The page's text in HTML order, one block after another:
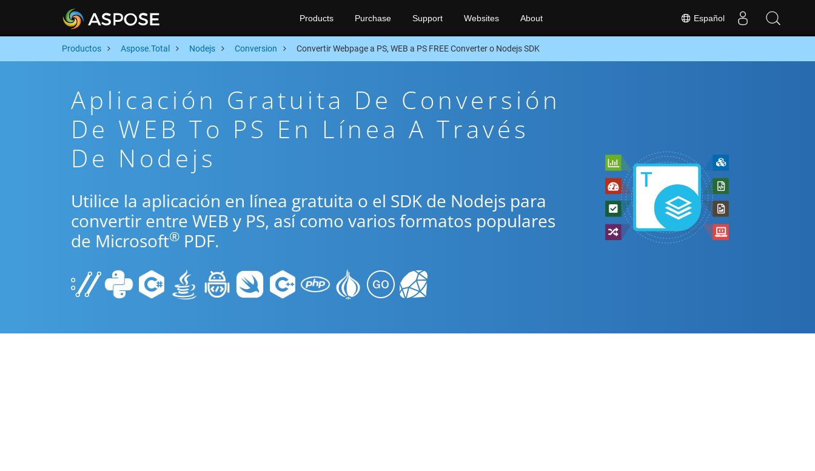
Español
Products Purchase Support Websites About
Productos Aspose.Total Nodejs Conversion Convertir Webpage a PS, WEB a PS FREE Converter o Nodejs SDK
Aplicación Gratuita De Conversión
De WEB To PS En Línea A Través
De Nodejs
Utilice la aplicación en línea gratuita o el SDK de Nodejs para
convertir entre WEB y PS, así como varios formatos populares
de Microsoft® PDF.